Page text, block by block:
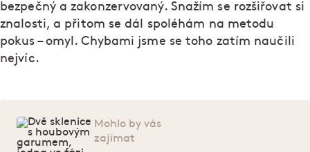
bezpečný a zakonzervovaný. Snažím se rozšiřovat si
znalosti, a přitom se dál spoléhám na metodu
pokus – omyl. Chybami jsme se toho zatím naučili
nejvíc.
Mohlo by vás
zajímat